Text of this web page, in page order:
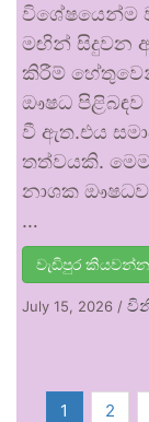
විශේෂයෙන්ම
මඟින් සිදුවන
කිරීම්
ඖෂධ පිළිබඳව
වී ඇත.එය
තත්වයකි.
නාශක
…
වැඩිපුර කියවන්න
July 15, 2026 /
1 2